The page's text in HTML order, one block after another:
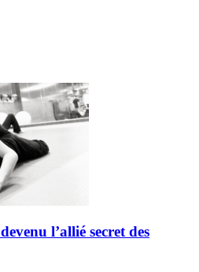
l’allié secret des